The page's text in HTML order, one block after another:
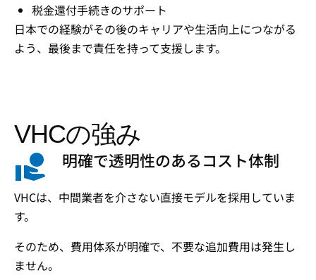
税金還付手続きのサポート
日本での経験がその後のキャリアや生活向上につながる
よう、最後まで責任を持って支援します。
VHCの強み
明確で透明性のあるコスト体制
VHCは、中間業者を介さない直接モデルを採用していま
す。
そのため、費用体系が明確で、不要な追加費用は発生し
ません。